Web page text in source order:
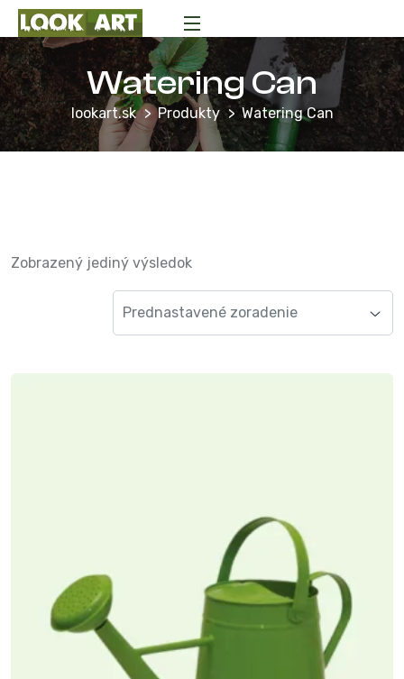
Watering Can
lookart.sk Produkty Watering Can
Zobrazený jediný výsledok